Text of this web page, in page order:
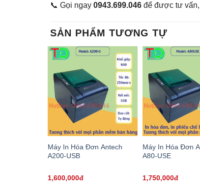
📞 Gọi ngay 0943.699.046 để được tư
SẢN PHẨM TƯƠNG TỰ
Máy In Hóa Đơn Antech
A200-USB
1,600,000đ
Máy In Hóa Đơn
A80-USE
1,750,000đ